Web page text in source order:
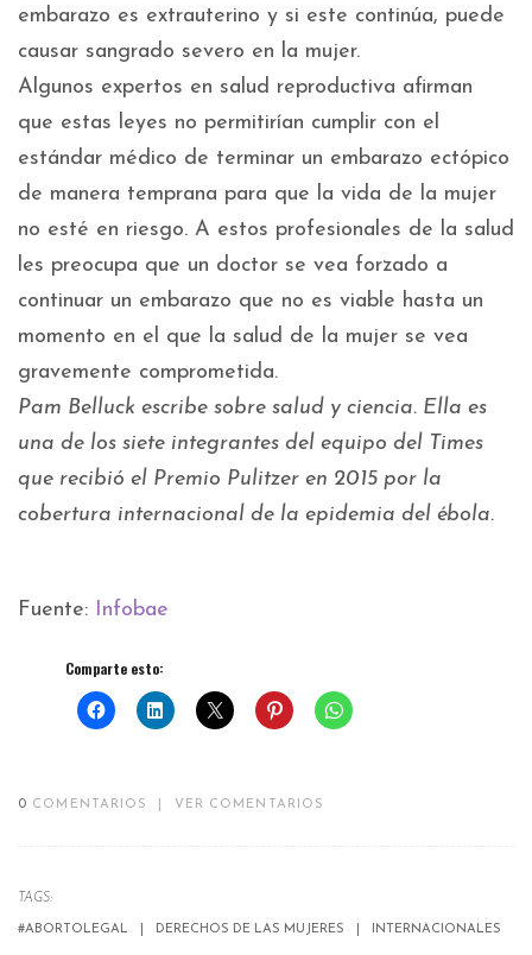
embarazo es extrauterino y si este continúa, puede
causar sangrado severo en la mujer.
Algunos expertos en salud reproductiva afirman
que estas leyes no permitirían cumplir con el
estándar médico de terminar un embarazo ectópico
de manera temprana para que la vida de la mujer
no esté en riesgo. A estos profesionales de la salud
les preocupa que un doctor se vea forzado a
continuar un embarazo que no es viable hasta un
momento en el que la salud de la mujer se vea
gravemente comprometida.
Pam Belluck escribe sobre salud y ciencia. Ella es
una de los siete integrantes del equipo del Times
que recibió el Premio Pulitzer en 2015 por la
cobertura internacional de la epidemia del ébola.
Fuente: Infobae
Comparte esto:
0 COMENTARIOS VER COMENTARIOS
TAGS:
#ABORTOLEGAL DERECHOS DE LAS MUJERES INTERNACIONALES